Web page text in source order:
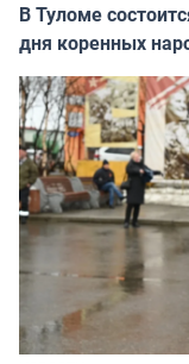
В Туломе
дня коренных